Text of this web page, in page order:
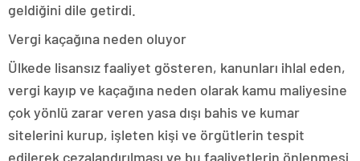
geldiğini dile getirdi.
Vergi kaçağına neden oluyor
Ülkede lisansız faaliyet gösteren, kanunları ihlal eden,
vergi kayıp ve kaçağına neden olarak kamu maliyesine
çok yönlü zarar veren yasa dışı bahis ve kumar
sitelerini kurup, işleten kişi ve örgütlerin tespit
edilerek cezalandırılması ve bu faaliyetlerin önlenmesi